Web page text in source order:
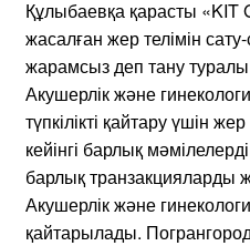
Құлыбаевқа қарасты
жасалған жер телімін
жарамсыз деп тану
Акушерлік және
түпкілікті қайтару үшін
кейінгі барлық
барлық транзакцияларды
Акушерлік және
қайтарылады.